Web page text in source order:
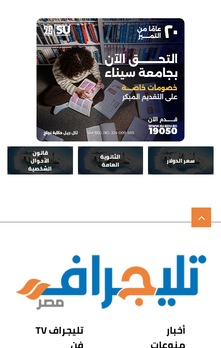
سعر الدولار
الثانوية
العامة
قانون
الأحوال
الشخصية
أخبار
تليجراف TV